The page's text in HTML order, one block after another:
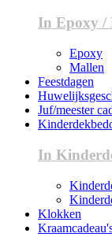
In Epoxy /
Epoxy
Mallen
Feestdagen
Juf/meester
In
Klokken